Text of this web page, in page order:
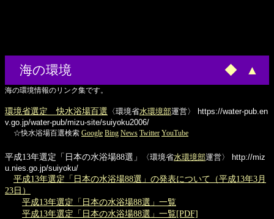
海の環境 ◆ ▲
海の環境情報のリンク集です。
環境省選定 快水浴場百選 〈環境省水環境部運営〉
https://water-pub.en
v.go.jp/water-pub/mizu-site/suiyoku2006/
☆快水浴場百選検索 Google Bing News Twitter YouTube
平成13年選定「日本の水浴場88選」 〈環境省水環境部運営〉
http://miz
u.nies.go.jp/suiyoku/
平成13年選定「日本の水浴場88選」の発表について（平成13年3月
23日）
平成13年選定「日本の水浴場88選」一覧
平成13年選定「日本の水浴場88選」一覧[PDF]